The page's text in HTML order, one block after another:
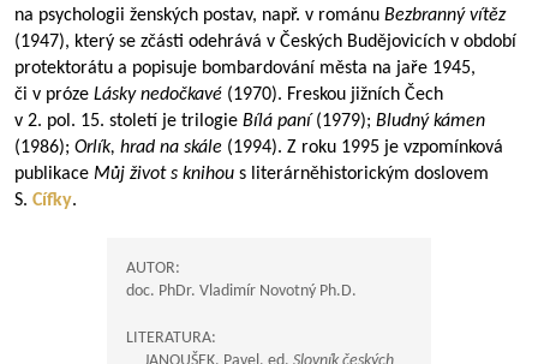
na psychologii ženských postav, např. v románu Bezbranný vítěz
(1947), který se zčásti odehrává v Českých Budějovicích v období
protektorátu a popisuje bombardování města na jaře 1945,
či v próze Lásky nedočkavé (1970). Freskou jižních Čech
v 2. pol. 15. století je trilogie Bílá paní(1979); Bludný kámen
(1986); Orlík, hrad na skále (1994). Z roku 1995 je vzpomínková
publikace Můj život s knihou s literárněhistorickým doslovem
S. Cífky.
AUTOR:
doc. PhDr. Vladimír Novotný Ph.D.
LITERATURA: